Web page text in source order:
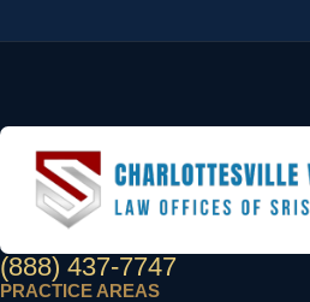
(888) 437-7747
PRACTICE AREAS